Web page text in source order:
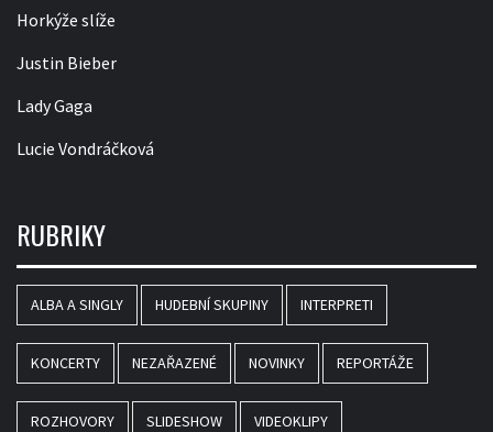
Horkýže slíže
Justin Bieber
Lady Gaga
Lucie Vondráčková
RUBRIKY
ALBA A SINGLY HUDEBNÍ SKUPINY INTERPRETI
KONCERTY NEZAŘAZENÉ NOVINKY REPORTÁŽE
ROZHOVORY SLIDESHOW VIDEOKLIPY